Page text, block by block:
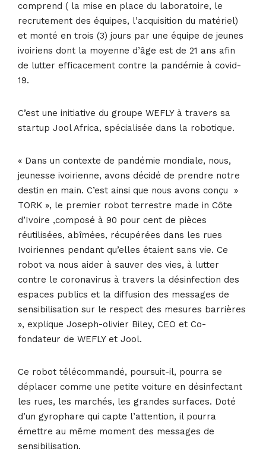
comprend ( la mise en place du laboratoire, le
recrutement des équipes, l’acquisition du matériel)
et monté en trois (3) jours par une équipe de jeunes
ivoiriens dont la moyenne d’âge est de 21 ans afin
de lutter efficacement contre la pandémie à covid-
19.
C’est une initiative du groupe WEFLY à travers sa
startup Jool Africa, spécialisée dans la robotique.
« Dans un contexte de pandémie mondiale, nous,
jeunesse ivoirienne, avons décidé de prendre notre
destin en main. C’est ainsi que nous avons conçu »
TORK », le premier robot terrestre made in Côte
d’Ivoire ,composé à 90 pour cent de pièces
réutilisées, abîmées, récupérées dans les rues
Ivoiriennes pendant qu’elles étaient sans vie. Ce
robot va nous aider à sauver des vies, à lutter
contre le coronavirus à travers la désinfection des
espaces publics et la diffusion des messages de
sensibilisation sur le respect des mesures barrières
», explique Joseph-olivier Biley, CEO et Co-
fondateur de WEFLY et Jool.
Ce robot télécommandé, poursuit-il, pourra se
déplacer comme une petite voiture en désinfectant
les rues, les marchés, les grandes surfaces. Doté
d’un gyrophare qui capte l’attention, il pourra
émettre au même moment des messages de
sensibilisation.